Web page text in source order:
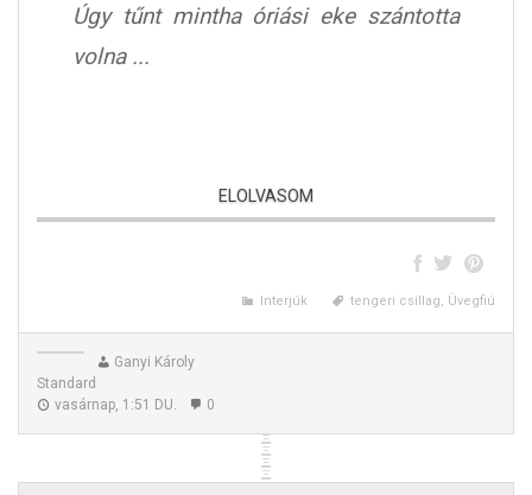
Úgy tűnt mintha óriási eke szántotta
volna ...
ELOLVASOM
tengeri csillag, Üvegfiú
Interjúk
Ganyi Károly
Standard
vasárnap, 1:51 DU.
0